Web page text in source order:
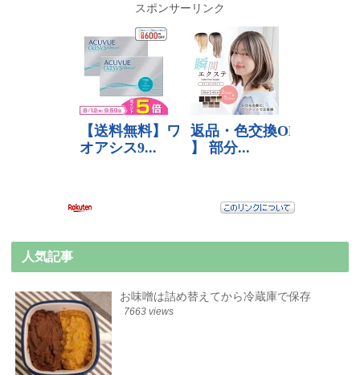
スポンサーリンク
人気記事
お味噌は詰め替えてから冷蔵庫で保存
7663 views